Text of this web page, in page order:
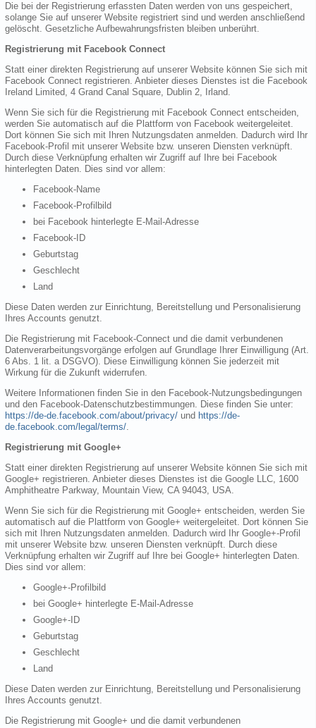
Die bei der Registrierung erfassten Daten werden von uns gespeichert,
solange Sie auf unserer Website registriert sind und werden anschließend
gelöscht. Gesetzliche Aufbewahrungsfristen bleiben unberührt.
Registrierung mit Facebook Connect
Statt einer direkten Registrierung auf unserer Website können Sie sich mit
Facebook Connect registrieren. Anbieter dieses Dienstes ist die Facebook
Ireland Limited, 4 Grand Canal Square, Dublin 2, Irland.
Wenn Sie sich für die Registrierung mit Facebook Connect entscheiden,
werden Sie automatisch auf die Plattform von Facebook weitergeleitet.
Dort können Sie sich mit Ihren Nutzungsdaten anmelden. Dadurch wird Ihr
Facebook-Profil mit unserer Website bzw. unseren Diensten verknüpft.
Durch diese Verknüpfung erhalten wir Zugriff auf Ihre bei Facebook
hinterlegten Daten. Dies sind vor allem:
Facebook-Name
Facebook-Profilbild
bei Facebook hinterlegte E-Mail-Adresse
Facebook-ID
Geburtstag
Geschlecht
Land
Diese Daten werden zur Einrichtung, Bereitstellung und Personalisierung
Ihres Accounts genutzt.
Die Registrierung mit Facebook-Connect und die damit verbundenen
Datenverarbeitungsvorgänge erfolgen auf Grundlage Ihrer Einwilligung (Art.
6 Abs. 1 lit. a DSGVO). Diese Einwilligung können Sie jederzeit mit
Wirkung für die Zukunft widerrufen.
Weitere Informationen finden Sie in den Facebook-Nutzungsbedingungen
und den Facebook-Datenschutzbestimmungen. Diese finden Sie unter:
https://de-de.facebook.com/about/privacy/ und https://de-
de.facebook.com/legal/terms/.
Registrierung mit Google+
Statt einer direkten Registrierung auf unserer Website können Sie sich mit
Google+ registrieren. Anbieter dieses Dienstes ist die Google LLC, 1600
Amphitheatre Parkway, Mountain View, CA 94043, USA.
Wenn Sie sich für die Registrierung mit Google+ entscheiden, werden Sie
automatisch auf die Plattform von Google+ weitergeleitet. Dort können Sie
sich mit Ihren Nutzungsdaten anmelden. Dadurch wird Ihr Google+-Profil
mit unserer Website bzw. unseren Diensten verknüpft. Durch diese
Verknüpfung erhalten wir Zugriff auf Ihre bei Google+ hinterlegten Daten.
Dies sind vor allem:
Google+-Profilbild
bei Google+ hinterlegte E-Mail-Adresse
Google+-ID
Geburtstag
Geschlecht
Land
Diese Daten werden zur Einrichtung, Bereitstellung und Personalisierung
Ihres Accounts genutzt.
Die Registrierung mit Google+ und die damit verbundenen